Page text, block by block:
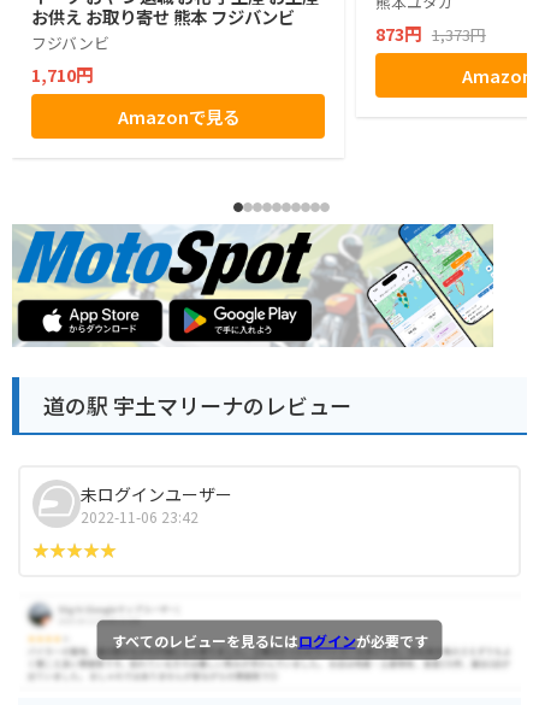
お供え お取り寄せ 熊本 フジバンビ
フジバンビ
1,710円
Amazonで見る
873円 1,373円
Amazon
道の駅 宇土マリーナのレビュー
未ログインユーザー
2022-11-06 23:42
すべてのレビューを見るにはログインが必要です